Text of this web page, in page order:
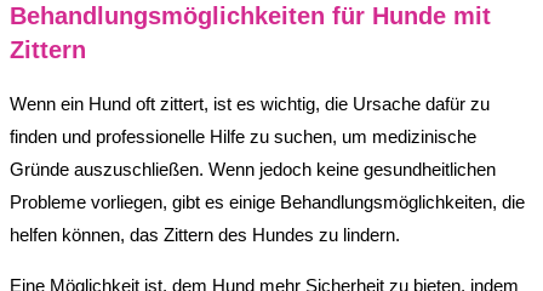
Behandlungsmöglichkeiten für Hunde mit
Zittern
Wenn ein Hund oft zittert, ist es wichtig, die Ursache dafür zu
finden und professionelle Hilfe zu suchen, um medizinische
Gründe auszuschließen. Wenn jedoch keine gesundheitlichen
Probleme vorliegen, gibt es einige Behandlungsmöglichkeiten, die
helfen können, das Zittern des Hundes zu lindern.
Eine Möglichkeit ist, dem Hund mehr Sicherheit zu bieten, indem